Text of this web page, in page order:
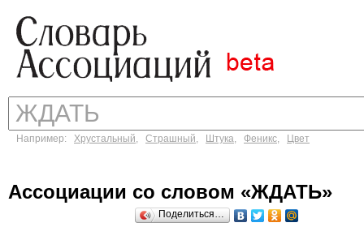
Например: Хрустальный, Страшный, Штука, Феникс, Цвет
Ассоциации со словом «ЖДАТЬ»
Поделиться…